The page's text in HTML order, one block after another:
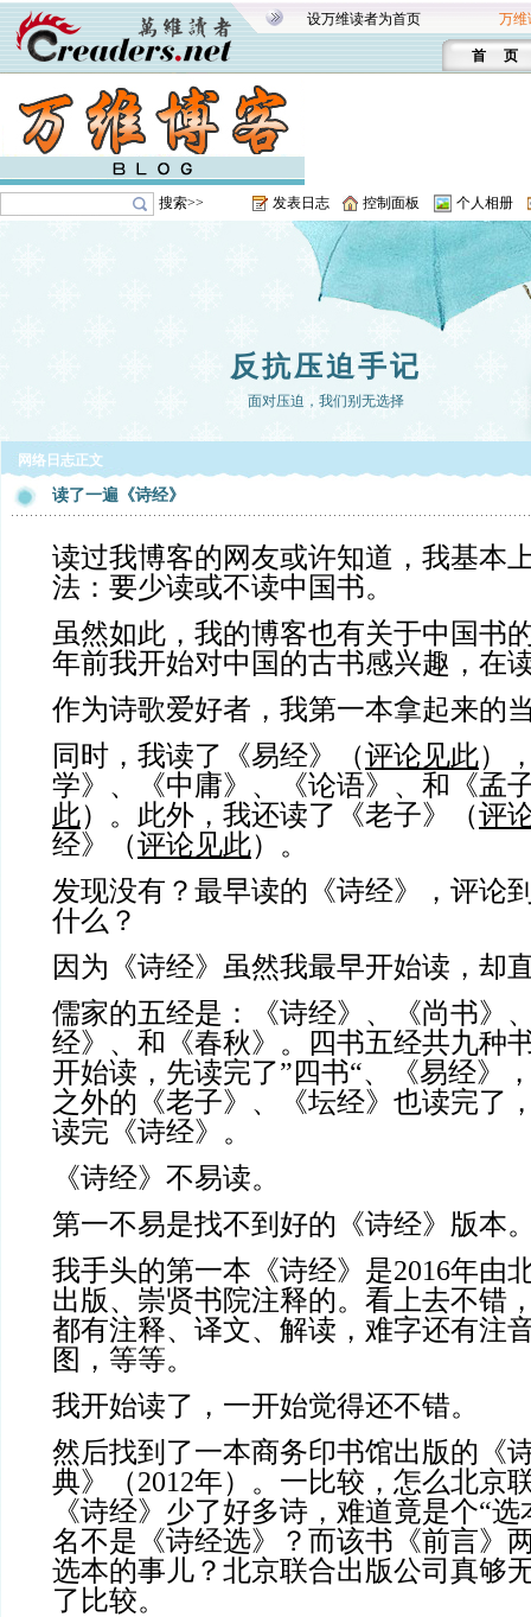
设万维读者为首页 万维
首 页
搜索>> 发表日志 控制面板 个人相册
反抗压迫手记
面对压迫，我们别无选择
网络日志正文
读了一遍《诗经》
读过我博客的网友或许知道，我基本
法：要少读或不读中国书。
虽然如此，我的博客也有关于中国书
年前我开始对中国的古书感兴趣，在
作为诗歌爱好者，我第一本拿起来的
同时，我读了《易经》（评论见此）
学》、《中庸》、《论语》、和《孟
此）。此外，我还读了《老子》（评
经》（评论见此）。
发现没有？最早读的《诗经》，评论
什么？
因为《诗经》虽然我最早开始读，却
儒家的五经是：《诗经》、《尚书》
经》、和《春秋》。四书五经共九种
开始读，先读完了”四书“、《易经》
之外的《老子》、《坛经》也读完了
读完《诗经》。
《诗经》不易读。
第一不易是找不到好的《诗经》版本
我手头的第一本《诗经》是2016年由
出版、崇贤书院注释的。看上去不错
都有注释、译文、解读，难字还有注
图，等等。
我开始读了，一开始觉得还不错。
然后找到了一本商务印书馆出版的《
典》（2012年）。一比较，怎么北京
《诗经》少了好多诗，难道竟是个“
名不是《诗经选》？而该书《前言》
选本的事儿？北京联合出版公司真够
了比较。